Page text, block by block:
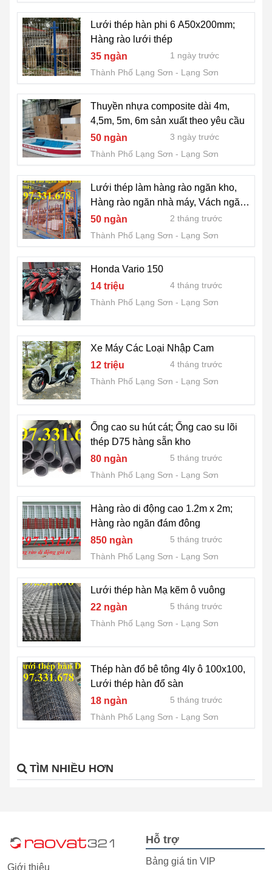
Lưới thép hàn phi 6 A50x200mm;
Hàng rào lưới thép
35 ngàn
1 ngày trước
Thành Phố Lạng Sơn
Lạng Sơn
Thuyền nhựa composite dài 4m,
4,5m, 5m, 6m sản xuất theo yêu cầu
50 ngàn
3 ngày trước
Thành Phố Lạng Sơn
Lạng Sơn
Lưới thép làm hàng rào ngăn kho,
Hàng rào ngăn nhà máy, Vách ngăn
lưới thép
50 ngàn
2 tháng trước
Thành Phố Lạng Sơn
Lạng Sơn
Honda Vario 150
14 triệu
4 tháng trước
Thành Phố Lạng Sơn
Lạng Sơn
Xe Máy Các Loại Nhập Cam
12 triệu
4 tháng trước
Thành Phố Lạng Sơn
Lạng Sơn
Ống cao su hút cát; Ống cao su lõi
thép D75 hàng sẵn kho
80 ngàn
5 tháng trước
Thành Phố Lạng Sơn
Lạng Sơn
Hàng rào di động cao 1.2m x 2m;
Hàng rào ngăn đám đông
850 ngàn
5 tháng trước
Thành Phố Lạng Sơn
Lạng Sơn
Lưới thép hàn Mạ kẽm ô vuông
22 ngàn
5 tháng trước
Thành Phố Lạng Sơn
Lạng Sơn
Thép hàn đổ bê tông 4ly ô 100x100,
Lưới thép hàn đổ sàn
18 ngàn
5 tháng trước
Thành Phố Lạng Sơn
Lạng Sơn
TÌM NHIỀU HƠN
Giới thiệu
Hỗ trợ
Bảng giá tin VIP